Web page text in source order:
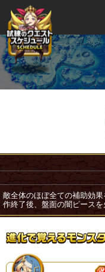
敵全体のほぼ全ての補助効
作終了後、盤面の闇ピース